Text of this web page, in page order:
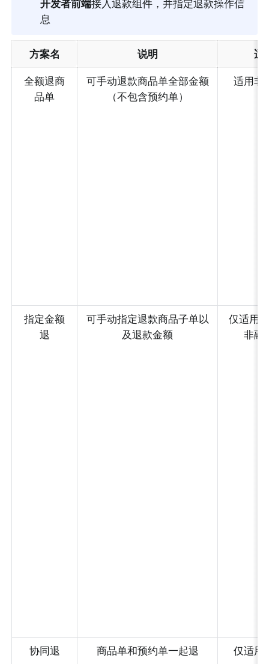
开发者前端接入退款组件，并指定退款操作信
息
方案名 说明 适
全额退商
品单
可手动退款商品单全部金额
（不包含预约单）
适用非
指定金额
退
可手动指定退款商品子单以
及退款金额
仅适用
非融
协同退 商品单和预约单一起退 仅适用